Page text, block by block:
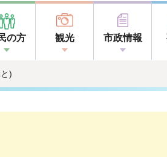
の方 観光 市政情報
)